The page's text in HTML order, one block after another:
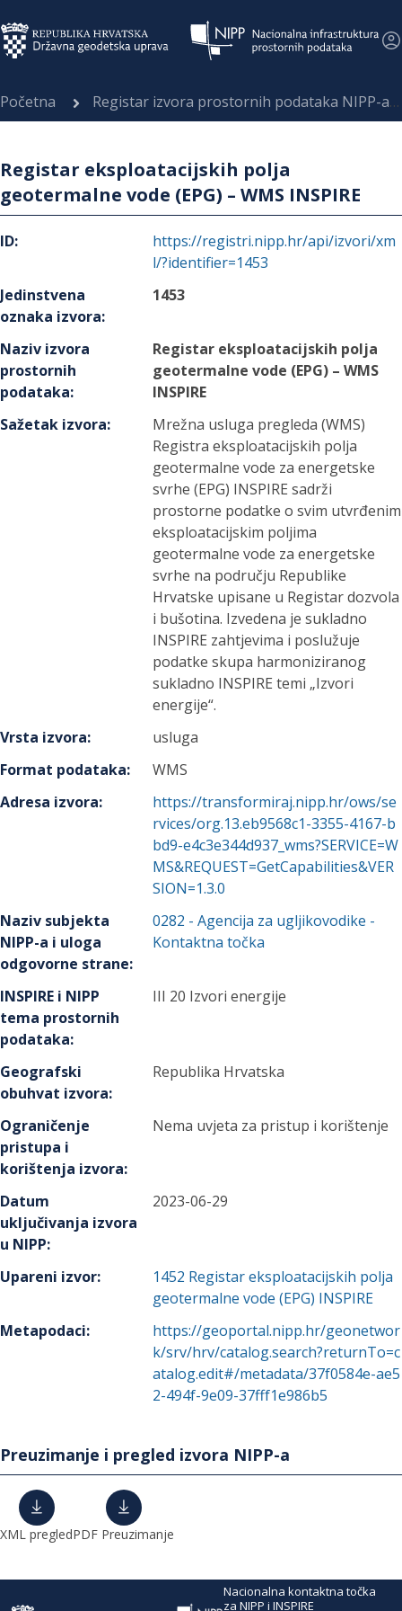
Početna Registar izvora prostornih podataka NIPP-a
Registar eksploatacijskih polja
geotermalne vode (EPG) – WMS INSPIRE
ID:
https://registri.nipp.hr/api/izvori/xm
l/?identifier=1453
Jedinstvena
oznaka izvora:
1453
Naziv izvora
prostornih
podataka:
Registar eksploatacijskih polja
geotermalne vode (EPG) – WMS
INSPIRE
Sažetak izvora:
Mrežna usluga pregleda (WMS)
Registra eksploatacijskih polja
geotermalne vode za energetske
svrhe (EPG) INSPIRE sadrži
prostorne podatke o svim utvrđenim
eksploatacijskim poljima
geotermalne vode za energetske
svrhe na području Republike
Hrvatske upisane u Registar dozvola
i bušotina. Izvedena je sukladno
INSPIRE zahtjevima i poslužuje
podatke skupa harmoniziranog
sukladno INSPIRE temi „Izvori
energije“.
Vrsta izvora:
usluga
Format podataka:
WMS
Adresa izvora:
https://transformiraj.nipp.hr/ows/se
rvices/org.13.eb9568c1-3355-4167-b
bd9-e4c3e344d937_wms?SERVICE=W
MS&REQUEST=GetCapabilities&VER
SION=1.3.0
Naziv subjekta
NIPP-a i uloga
odgovorne strane:
0282 -Agencija za ugljikovodike -
Kontaktna točka
INSPIRE i NIPP
tema prostornih
podataka:
III 20 Izvori energije
Geografski
obuhvat izvora:
Republika Hrvatska
Ograničenje
pristupa i
korištenja izvora:
Nema uvjeta za pristup i korištenje
Datum
uključivanja izvora
u NIPP:
2023-06-29
Upareni izvor: 1452 Registar eksploatacijskih polja
geotermalne vode (EPG) INSPIRE
Metapodaci:
https://geoportal.nipp.hr/geonetwor
k/srv/hrv/catalog.search?returnTo=c
atalog.edit#/metadata/37f0584e-ae5
2-494f-9e09-37fff1e986b5
Preuzimanje i pregled izvora NIPP-a
XML pregledPDF Preuzimanje
Nacionalna kontaktna točka
za NIPP i INSPIRE